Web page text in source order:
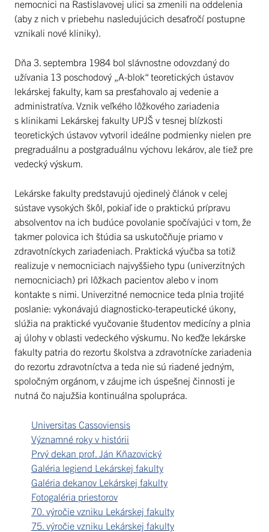
nemocnici na Rastislavovej ulici sa zmenili na oddelenia
(aby z nich v priebehu nasledujúcich desaťročí postupne
vznikali nové kliniky).
Dňa 3. septembra 1984 bol slávnostne odovzdaný do
užívania 13 poschodový „A-blok“ teoretických ústavov
lekárskej fakulty, kam sa presťahovalo aj vedenie a
administratíva. Vznik veľkého lôžkového zariadenia
s klinikami Lekárskej fakulty UPJŠ v tesnej blízkosti
teoretických ústavov vytvoril ideálne podmienky nielen pre
pregraduálnu a postgraduálnu výchovu lekárov, ale tiež pre
vedecký výskum.
Lekárske fakulty predstavujú ojedinelý článok v celej
sústave vysokých škôl, pokiaľ ide o praktickú prípravu
absolventov na ich budúce povolanie spočívajúci v tom, že
takmer polovica ich štúdia sa uskutočňuje priamo v
zdravotníckych zariadeniach. Praktická výučba sa totiž
realizuje v nemocniciach najvyššieho typu (univerzitných
nemocniciach) pri lôžkach pacientov alebo v inom
kontakte s nimi. Univerzitné nemocnice teda plnia trojité
poslanie: vykonávajú diagnosticko-terapeutické úkony,
slúžia na praktické vyučovanie študentov medicíny a plnia
aj úlohy v oblasti vedeckého výskumu. No keďže lekárske
fakulty patria do rezortu školstva a zdravotnícke zariadenia
do rezortu zdravotníctva a teda nie sú riadené jedným,
spoločným orgánom, v záujme ich úspešnej činnosti je
nutná čo najužšia kontinuálna spolupráca.
Universitas Cassoviensis
Významné roky v histórii
Prvý dekan prof. Ján Kňazovický
Galéria legiend Lekárskej fakulty
Galéria dekanov Lekárskej fakulty
Fotogaléria priestorov
70. výročie vzniku Lekárskej fakulty
75. výročie vzniku Lekárskej fakulty